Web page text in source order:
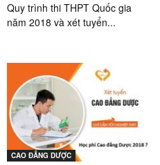
Quy trình thi THPT Quốc gia
năm 2018 và xét tuyển...
CAO ĐẲNG DƯỢC